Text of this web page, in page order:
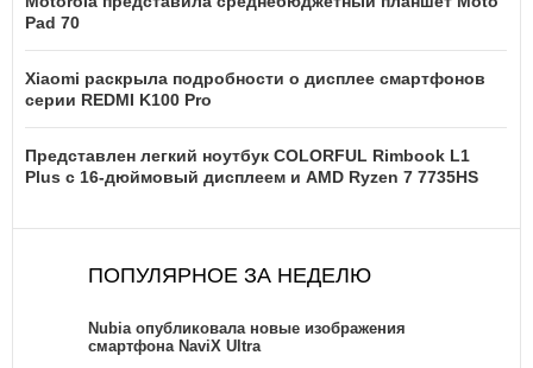
Pad 70
Xiaomi раскрыла подробности о дисплее смартфонов
серии REDMI K100 Pro
Представлен легкий ноутбук COLORFUL Rimbook L1
Plus с 16-дюймовый дисплеем и AMD Ryzen 7 7735HS
ПОПУЛЯРНОЕ ЗА НЕДЕЛЮ
Nubia опубликовала новые изображения
смартфона NaviX Ultra